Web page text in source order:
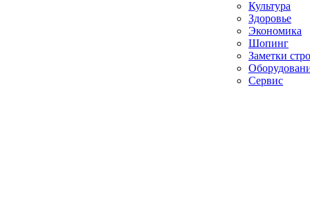
Культура
Здоровье
Экономика
Шопинг
Заметки
Сервис